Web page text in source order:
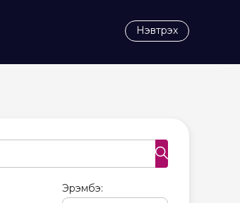
Нэвтрэх
search
Эрэмбэ: